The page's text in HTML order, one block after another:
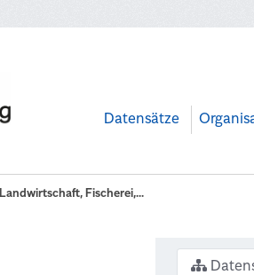
Datensätze
Landwirtschaft, Fischerei,...